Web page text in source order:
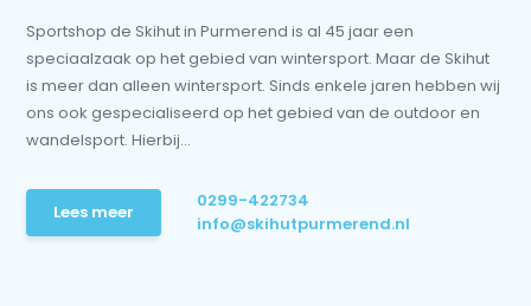
Sportshop de Skihut in Purmerend is al 45 jaar een
speciaalzaak op het gebied van wintersport. Maar de Skihut
is meer dan alleen wintersport. Sinds enkele jaren hebben wij
ons ook gespecialiseerd op het gebied van de outdoor en
wandelsport. Hierbij...
Lees meer
0299-422734
info@skihutpurmerend.nl